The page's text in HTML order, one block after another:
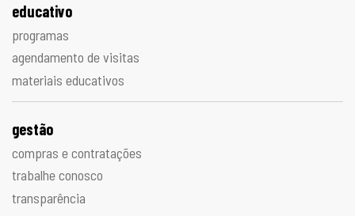
educativo
programas
agendamento de visitas
materiais educativos
gestão
compras e contratações
trabalhe conosco
transparência